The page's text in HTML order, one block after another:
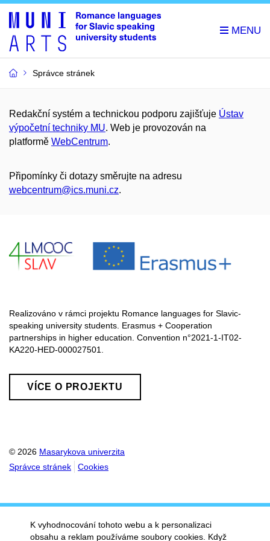
Správce stránek
Redakční systém a technickou podporu zajišťuje Ústav
výpočetní techniky MU. Web je provozován na
platformě WebCentrum.
Připomínky či dotazy směrujte na adresu
webcentrum@ics.muni.cz.
Realizováno v rámci projektu Romance languages for Slavic-
speaking university students. Erasmus + Cooperation
partnerships in higher education. Convention n°2021-1-IT02-
KA220-HED-000027501.
VÍCE O PROJEKTU
© 2026 Masarykova univerzita
Správce stránek
Cookies
K vyhodnocování tohoto webu a k personalizaci
obsahu a reklam používáme soubory cookies. Když